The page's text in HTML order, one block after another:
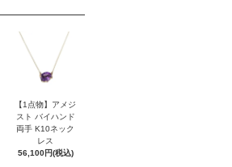
【1点物】アメジ
スト バイハンド
両手 K10ネック
レス
56,100円(税込)